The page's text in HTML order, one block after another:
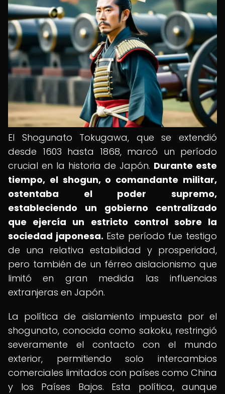
El Shogunato Tokugawa, que se extendió
desde 1603 hasta 1868, marcó un período
crucial en la historia de Japón. Durante este
tiempo, el shogun, o comandante militar,
ostentaba el poder supremo,
estableciendo un gobierno centralizado
que ejercía un estricto control sobre la
sociedad japonesa. Este período fue testigo
de una relativa estabilidad y prosperidad,
pero también de un férreo aislacionismo que
limitó en gran medida las influencias
extranjeras en Japón.
La política de aislamiento impuesta por el
shogunato, conocida como sakoku, restringió
severamente el contacto con el mundo
exterior, permitiendo solo intercambios
comerciales limitados con países como China
y los Países Bajos. Esta política, aunque